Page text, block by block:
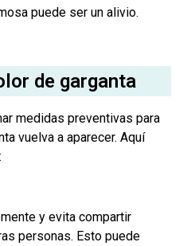
puede ser un alivio.
de garganta
medidas preventivas para
vuelva a aparecer. Aquí
y evita compartir
personas. Esto puede